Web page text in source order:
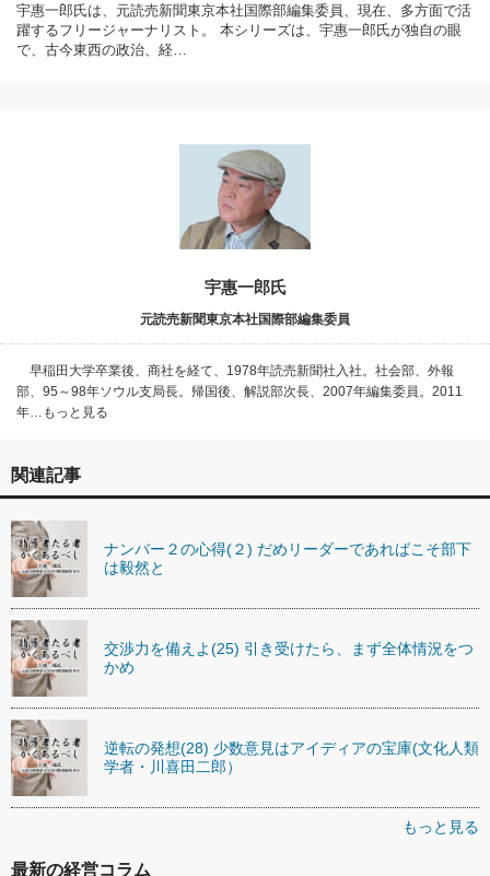
宇惠一郎氏は、元読売新聞東京本社国際部編集委員、現在、多方面で活
躍するフリージャーナリスト。 本シリーズは、宇惠一郎氏が独自の眼
で、古今東西の政治、経…
宇惠一郎氏
元読売新聞東京本社国際部編集委員
早稲田大学卒業後、商社を経て、1978年読売新聞社入社。社会部、外報
部、95～98年ソウル支局長。帰国後、解説部次長、2007年編集委員。2011
年…もっと見る
関連記事
ナンバー２の心得(２) だめリーダーであればこそ部下
は毅然と
交渉力を備えよ(25) 引き受けたら、まず全体情況をつ
かめ
逆転の発想(28) 少数意見はアイディアの宝庫(文化人類
学者・川喜田二郎）
もっと見る
最新の経営コラム